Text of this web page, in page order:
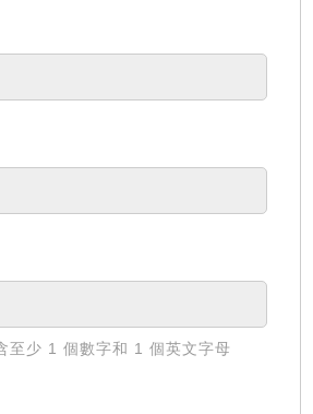
至少 1 個數字和 1 個英文字母